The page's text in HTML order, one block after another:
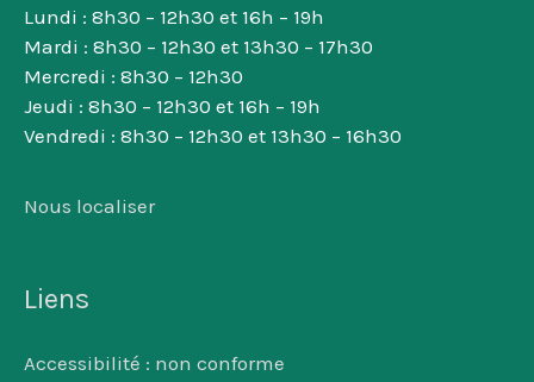
Lundi : 8h30 – 12h30 et 16h – 19h
Mardi : 8h30 – 12h30 et 13h30 – 17h30
Mercredi : 8h30 – 12h30
Jeudi : 8h30 – 12h30 et 16h – 19h
Vendredi : 8h30 – 12h30 et 13h30 – 16h30
Nous localiser
Liens
Accessibilité : non conforme